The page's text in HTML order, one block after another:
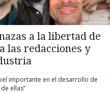
a la libertad de
las redacciones y
importante en el desarrollo de
ellas”